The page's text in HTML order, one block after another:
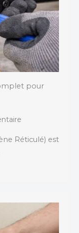
pour
Réticulé) est